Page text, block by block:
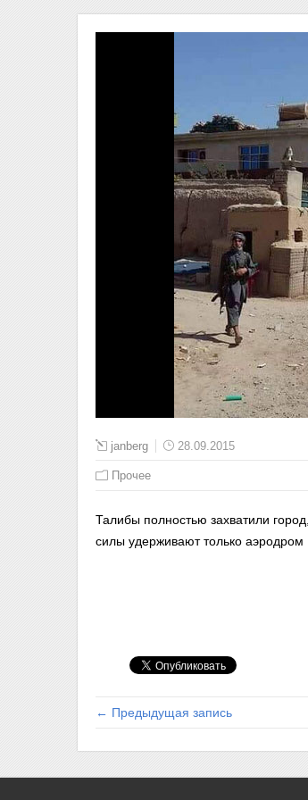
janberg 28.09.2015
Прочее
Талибы полностью захватили
силы удерживают только аэродром
← Предыдущая запись